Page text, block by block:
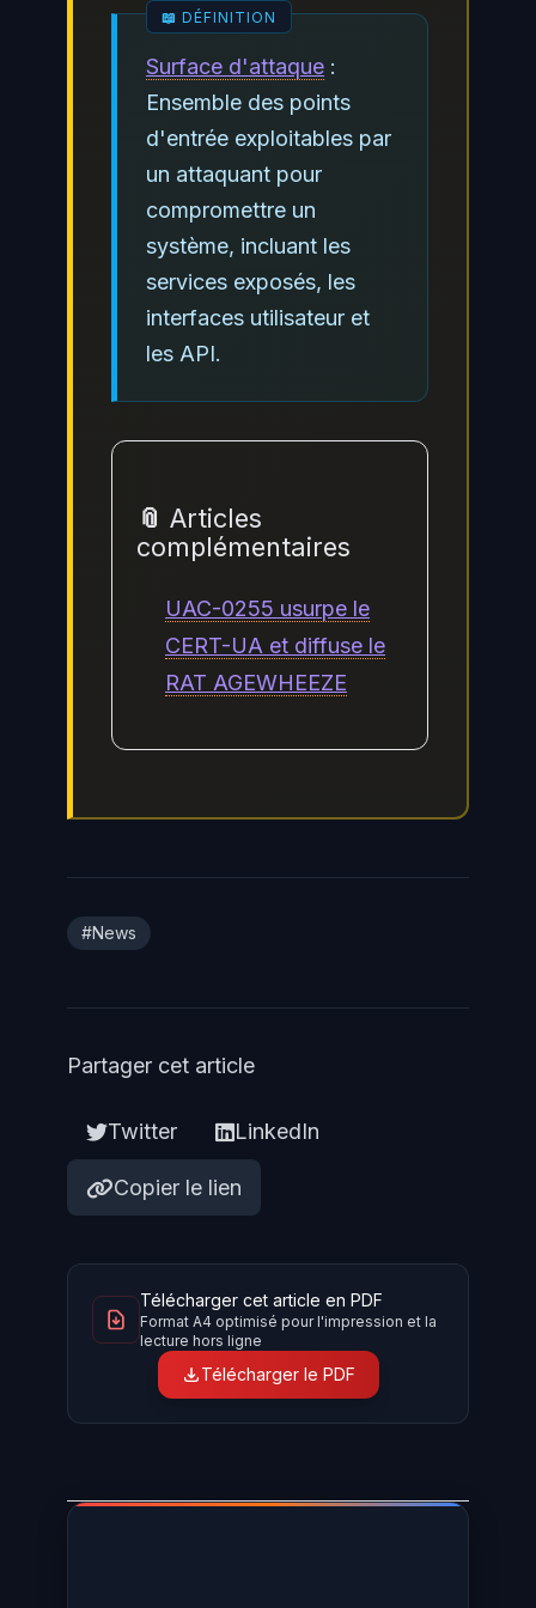
Surface d'attaque :
Ensemble des points
d'entrée exploitables par
un attaquant pour
compromettre un
système, incluant les
services exposés, les
interfaces utilisateur et
les API.
📎 Articles
complémentaires
UAC-0255 usurpe le
CERT-UA et diffuse le
RAT AGEWHEEZE
#News
Partager cet article
Twitter LinkedIn
Copier le lien
Télécharger cet article en PDF
Format A4 optimisé pour l'impression et la
lecture hors ligne
Télécharger le PDF